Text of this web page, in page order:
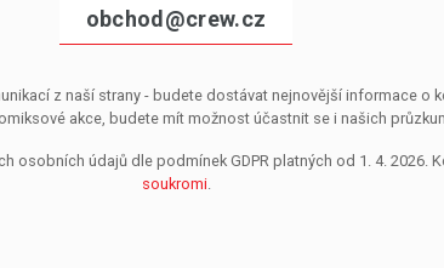
obchod@crew.cz
z naší strany - budete dostávat nejnovější informace
akce, budete mít možnost účastnit se i našich
údajů dle podmínek GDPR platných od 1. 4. 2026.
soukromi.